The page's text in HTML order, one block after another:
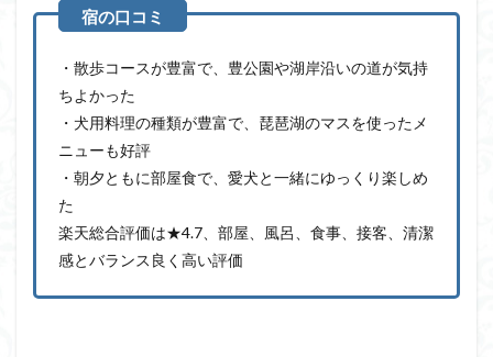
・散歩コースが豊富で、豊公園や湖岸沿いの道が気持
ちよかった
・犬用料理の種類が豊富で、琵琶湖のマスを使ったメ
ニューも好評
・朝夕ともに部屋食で、愛犬と一緒にゆっくり楽しめ
た
楽天総合評価は★4.7、部屋、風呂、食事、接客、清潔
感とバランス良く高い評価